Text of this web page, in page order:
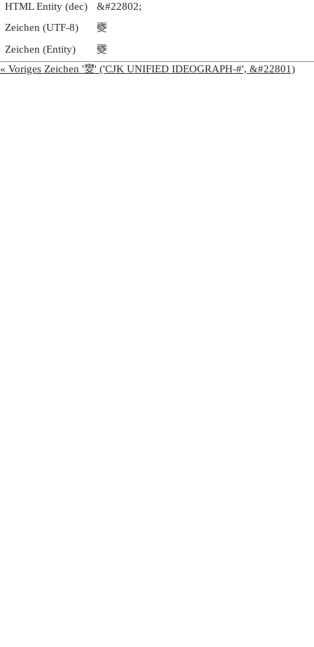
HTML Entity (dec)
&#22802;
Zeichen (UTF-8)
夒
Zeichen (Entity)
夒
« Voriges Zeichen '夑' ('CJK UNIFIED IDEOGRAPH-#', &#22801)